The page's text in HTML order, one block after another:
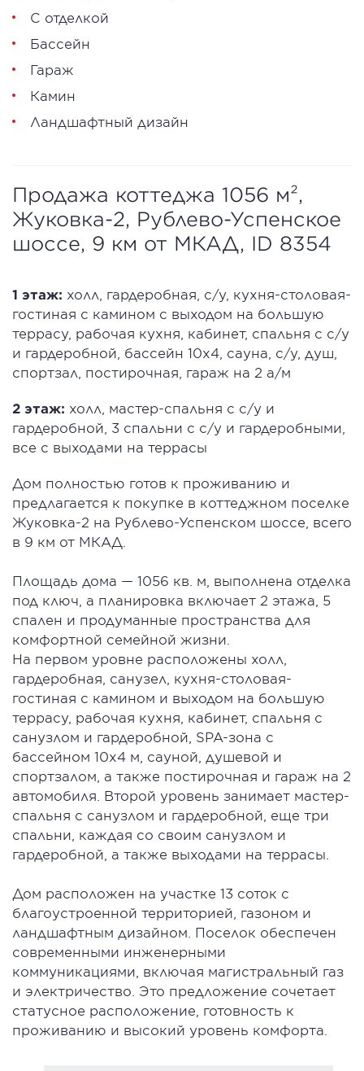
С отделкой
Бассейн
Гараж
Камин
Ландшафтный дизайн
Продажа коттеджа 1056 м²,
Жуковка-2, Рублево-Успенское
шоссе, 9 км от МКАД, ID 8354
1 этаж: холл, гардеробная, с/у, кухня-столовая-
гостиная с камином с выходом на большую
террасу, рабочая кухня, кабинет, спальня с с/у
и гардеробной, бассейн 10х4, сауна, с/у, душ,
спортзал, постирочная, гараж на 2 а/м
2 этаж: холл, мастер-спальня с с/у и
гардеробной, 3 спальни с с/у и гардеробными,
все с выходами на террасы
Дом полностью готов к проживанию и
предлагается к покупке в коттеджном поселке
Жуковка-2 на Рублево-Успенском шоссе, всего
в 9 км от МКАД.
Площадь дома — 1056 кв. м, выполнена отделка
под ключ, а планировка включает 2 этажа, 5
спален и продуманные пространства для
комфортной семейной жизни.
На первом уровне расположены холл,
гардеробная, санузел, кухня-столовая-
гостиная с камином и выходом на большую
террасу, рабочая кухня, кабинет, спальня с
санузлом и гардеробной, SPA-зона с
бассейном 10х4 м, сауной, душевой и
спортзалом, а также постирочная и гараж на 2
автомобиля. Второй уровень занимает мастер-
спальня с санузлом и гардеробной, еще три
спальни, каждая со своим санузлом и
гардеробной, а также выходами на террасы.
Дом расположен на участке 13 соток с
благоустроенной территорией, газоном и
ландшафтным дизайном. Поселок обеспечен
современными инженерными
коммуникациями, включая магистральный газ
и электричество. Это предложение сочетает
статусное расположение, готовность к
проживанию и высокий уровень комфорта.